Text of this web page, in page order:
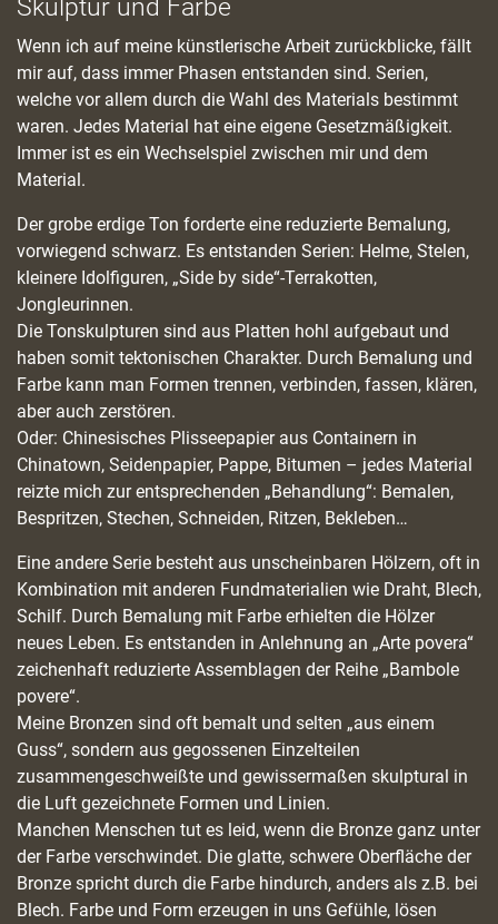
Wenn ich auf meine künstlerische Arbeit zurückblicke, fällt
mir auf, dass immer Phasen entstanden sind. Serien,
welche vor allem durch die Wahl des Materials bestimmt
waren. Jedes Material hat eine eigene Gesetzmäßigkeit.
Immer ist es ein Wechselspiel zwischen mir und dem
Material.
Der grobe erdige Ton forderte eine reduzierte Bemalung,
vorwiegend schwarz. Es entstanden Serien: Helme, Stelen,
kleinere Idolfiguren, „Side by side“-Terrakotten,
Jongleurinnen.
Die Tonskulpturen sind aus Platten hohl aufgebaut und
haben somit tektonischen Charakter. Durch Bemalung und
Farbe kann man Formen trennen, verbinden, fassen, klären,
aber auch zerstören.
Oder: Chinesisches Plisseepapier aus Containern in
Chinatown, Seidenpapier, Pappe, Bitumen – jedes Material
reizte mich zur entsprechenden „Behandlung“: Bemalen,
Bespritzen, Stechen, Schneiden, Ritzen, Bekleben…
Eine andere Serie besteht aus unscheinbaren Hölzern, oft in
Kombination mit anderen Fundmaterialien wie Draht, Blech,
Schilf. Durch Bemalung mit Farbe erhielten die Hölzer
neues Leben. Es entstanden in Anlehnung an „Arte povera“
zeichenhaft reduzierte Assemblagen der Reihe „Bambole
povere“.
Meine Bronzen sind oft bemalt und selten „aus einem
Guss“, sondern aus gegossenen Einzelteilen
zusammengeschweißte und gewissermaßen skulptural in
die Luft gezeichnete Formen und Linien.
Manchen Menschen tut es leid, wenn die Bronze ganz unter
der Farbe verschwindet. Die glatte, schwere Oberfläche der
Bronze spricht durch die Farbe hindurch, anders als z.B. bei
Blech. Farbe und Form erzeugen in uns Gefühle, lösen